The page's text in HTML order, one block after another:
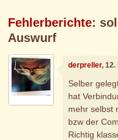
Fehlerberichte:
Auswurf
derpreller, 12.
Selber
hat
mehr selbst
bzw der
Richtig